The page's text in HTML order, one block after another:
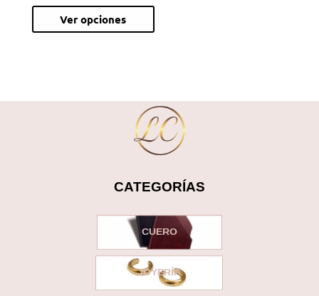
Ver opciones
Este
producto
Las
opciones
se
pueden
elegir
en
la
página
de
producto
CATEGORÍAS
CUERO
JOYERÍA